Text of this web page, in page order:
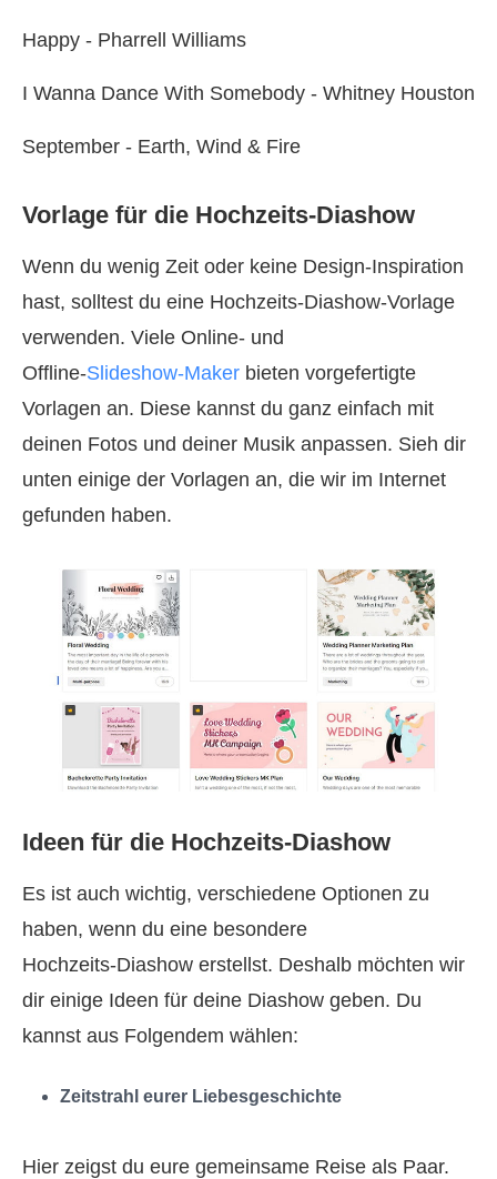
Happy - Pharrell Williams
I Wanna Dance With Somebody - Whitney Houston
September - Earth, Wind & Fire
Vorlage für die Hochzeits‑Diashow
Wenn du wenig Zeit oder keine Design‑Inspiration
hast, solltest du eine Hochzeits‑Diashow‑Vorlage
verwenden. Viele Online‑ und
Offline‑Slideshow‑Maker bieten vorgefertigte
Vorlagen an. Diese kannst du ganz einfach mit
deinen Fotos und deiner Musik anpassen. Sieh dir
unten einige der Vorlagen an, die wir im Internet
gefunden haben.
Ideen für die Hochzeits‑Diashow
Es ist auch wichtig, verschiedene Optionen zu
haben, wenn du eine besondere
Hochzeits‑Diashow erstellst. Deshalb möchten wir
dir einige Ideen für deine Diashow geben. Du
kannst aus Folgendem wählen:
Zeitstrahl eurer Liebesgeschichte
Hier zeigst du eure gemeinsame Reise als Paar.